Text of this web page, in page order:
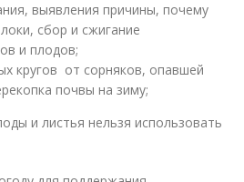
выявления причины, почему
сбор и сжигание
и плодов;
кругов от сорняков, опавшей
почвы на зиму;
и листья нельзя использовать